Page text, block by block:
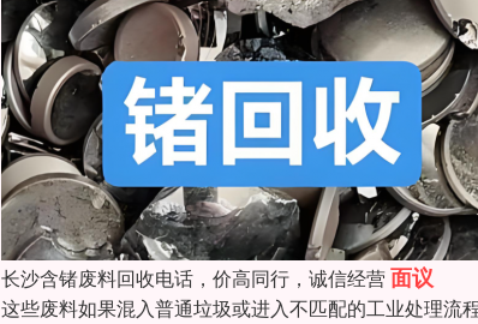
长沙含锗废料回收电话，价高同行，诚信经营面议
这些废料如果混入普通垃圾或进入不匹配的工业处理流